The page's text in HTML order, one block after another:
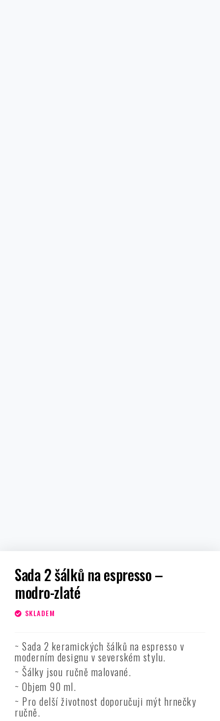
Sada 2 šálků na espresso –
modro-zlaté
SKLADEM
~ Sada 2 keramických šálků na espresso v
moderním designu v severském stylu.
~ Šálky jsou ručně malované.
~ Objem 90 ml.
~ Pro delší životnost doporučuji mýt hrnečky
ručně.